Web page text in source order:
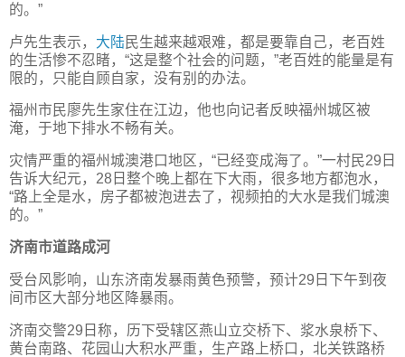
的。”
卢先生表示， 大陆民生越来越艰难，都是要靠自己，老百姓
的生活惨不忍睹，“这是整个社会的问题，”老百姓的能量是有
限的，只能自顾自家，没有别的办法。
福州市民廖先生家住在江边，他也向记者反映福州城区被
淹，于地下排水不畅有关。
灾情严重的福州城澳港口地区，“已经变成海了。”一村民29日
告诉大纪元，28日整个晚上都在下大雨，很多地方都泡水，
“路上全是水，房子都被泡进去了，视频拍的大水是我们城澳
的。”
济南市道路成河
受台风影响，山东济南发暴雨黄色预警，预计29日下午到夜
间市区大部分地区降暴雨。
济南交警29日称，历下受辖区燕山立交桥下、浆水泉桥下、
黄台南路、花园山大积水严重，生产路上桥口，北关铁路桥